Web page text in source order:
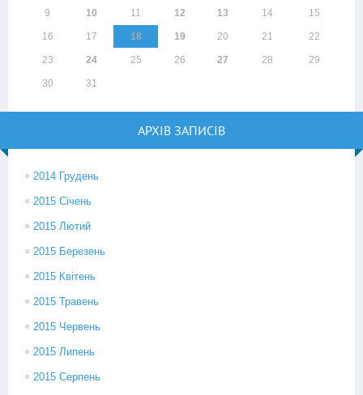
9 10 11 12 13 14 15
16 17 18 19 20 21 22
23 24 25 26 27 28 29
30 31
АРХІВ ЗАПИСІВ
2014 Грудень
2015 Січень
2015 Лютий
2015 Березень
2015 Квітень
2015 Травень
2015 Червень
2015 Липень
2015 Серпень